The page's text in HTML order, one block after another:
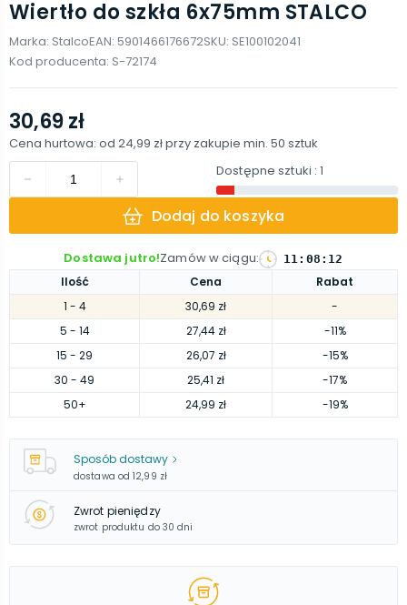
Wiertło do szkła 6x75mm STALCO
Marka: StalcoEAN: 5901466176672SKU: SE100102041
Kod producenta: S-72174
Ilość Cena
Rabat
1 - 4 30,69 zł
-
5 - 14 27,44 zł
-11%
15 - 29 26,07 zł
-15%
30 - 49 25,41 zł
-17%
50+ 24,99 zł -19%
30,69 zł
Cena hurtowa: od 24,99 złprzy zakupie min. 50 sztuk
Dostępne sztuki : 1
Dodaj do koszyka
Dostawa jutro!Zamów w ciągu: 11: 08 : 11
Sposób dostawy
dostawa od 12,99 zł
Zwrot pieniędzy
zwrot produktu do 30 dni